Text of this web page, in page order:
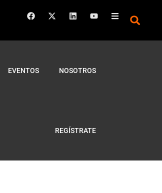
EVENTOS NOSOTROS
REGÍSTRATE